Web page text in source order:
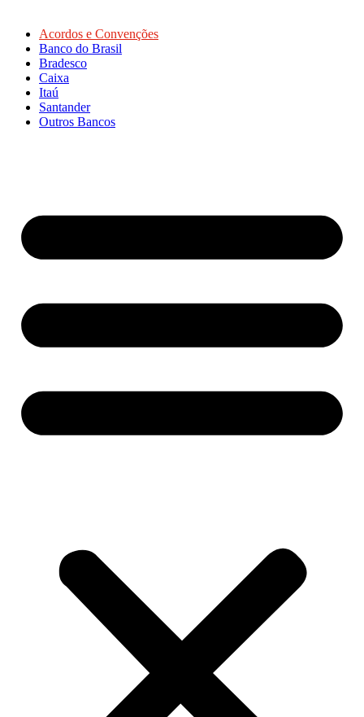
Acordos e Convenções
Banco do Brasil
Bradesco
Caixa
Itaú
Santander
Outros Bancos